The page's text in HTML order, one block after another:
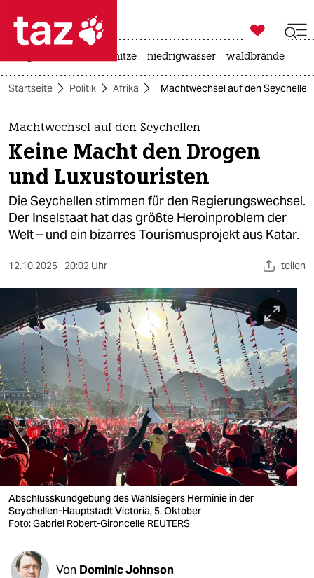
 taz zahl ich
taz zahl ich
themen
politik
öko
gesellschaft
sport
berlin
nord
wahrheit
verlag
verlag
veranstaltungen
shop
fragen & hilfe
unterstützen

taz zahl ich
hitze niedrigwasser waldbrände
Startseite Politik Afrika Machtwechsel auf den
Machtwechsel auf den Seychellen
Keine Macht den Drogen
und Luxustouristen
Die Seychellen stimmen für den Regierungswechsel.
Der Inselstaat hat das größte Heroinproblem der
Welt – und ein bizarres Tourismusprojekt aus Katar.
12.10.2025 20:02 Uhr teilen
Abschlusskundgebung des Wahlsiegers Herminie in der
Seychellen-Hauptstadt Victoria, 5. Oktober
Foto: Gabriel Robert-Gironcelle REUTERS
Von Dominic Johnson